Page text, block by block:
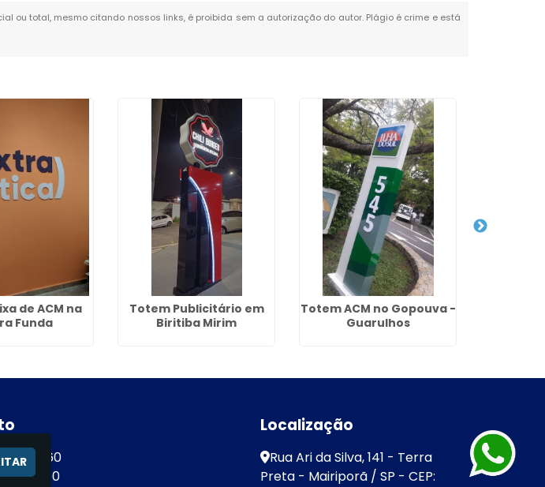
ou total, mesmo citando nossos links, é proibida sem a autorização do autor. Plágio é crime e está
de ACM na
Funda
Totem Publicitário em
Biritiba Mirim
Totem ACM no Gopouva -
Guarulhos
9460
9460
Localização
Rua Ari da Silva, 141 - Terra
Preta - Mairiporã / SP - CEP: